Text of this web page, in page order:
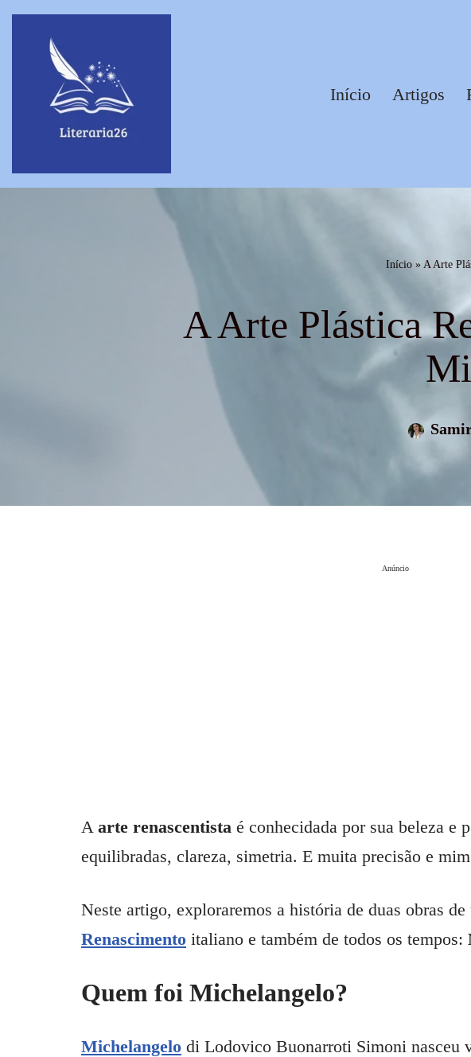
conteúdo
Início Artigos
Início » A Arte
A Arte Plástica
Anúncio
A arte renascentista é conhecidada por sua beleza e
equilibradas, clareza, simetria. E muita precisão e
Neste artigo, exploraremos a história de duas obras
Renascimento italiano e também de todos os tempos:
Quem foi Michelangelo?
Michelangelo di Lodovico Buonarroti Simoni nasceu